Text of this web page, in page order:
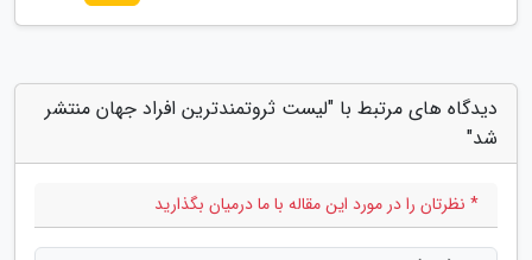
دیدگاه های مرتبط با "لیست ثروتمندترین افراد جهان منتشر
شد"
* نظرتان را در مورد این مقاله با ما درمیان بگذارید